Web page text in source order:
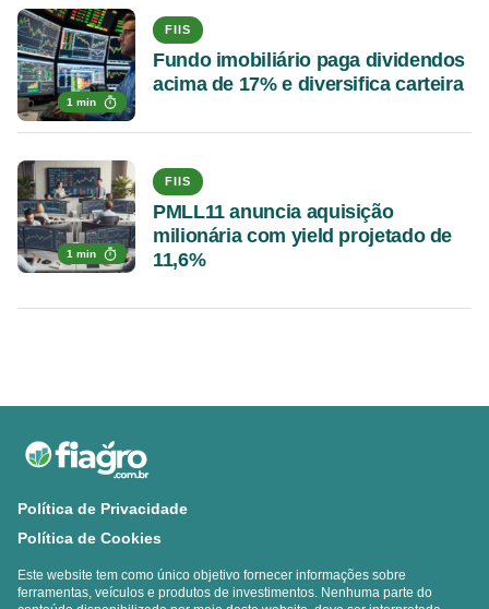
1 min
FIIS
Fundo imobiliário paga dividendos
acima de 17% e diversifica carteira
1 min
FIIS
PMLL11 anuncia aquisição
milionária com yield projetado de
11,6%
Política de Privacidade
Política de Cookies
Este website tem como único objetivo fornecer informações sobre
ferramentas, veículos e produtos de investimentos. Nenhuma parte do